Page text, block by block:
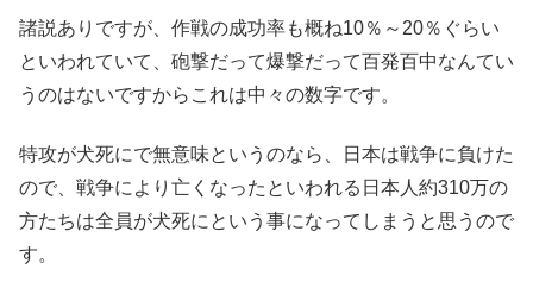
諸説ありですが、作戦の成功率も概ね10％～20％ぐらい
といわれていて、砲撃だって爆撃だって百発百中なんてい
うのはないですからこれは中々の数字です。
特攻が犬死にで無意味というのなら、日本は戦争に負けた
ので、戦争により亡くなったといわれる日本人約310万の
方たちは全員が犬死にという事になってしまうと思うので
す。